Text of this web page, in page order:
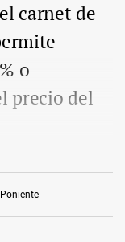
carnet de
o
precio del